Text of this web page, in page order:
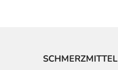
SCHMERZMITTEL